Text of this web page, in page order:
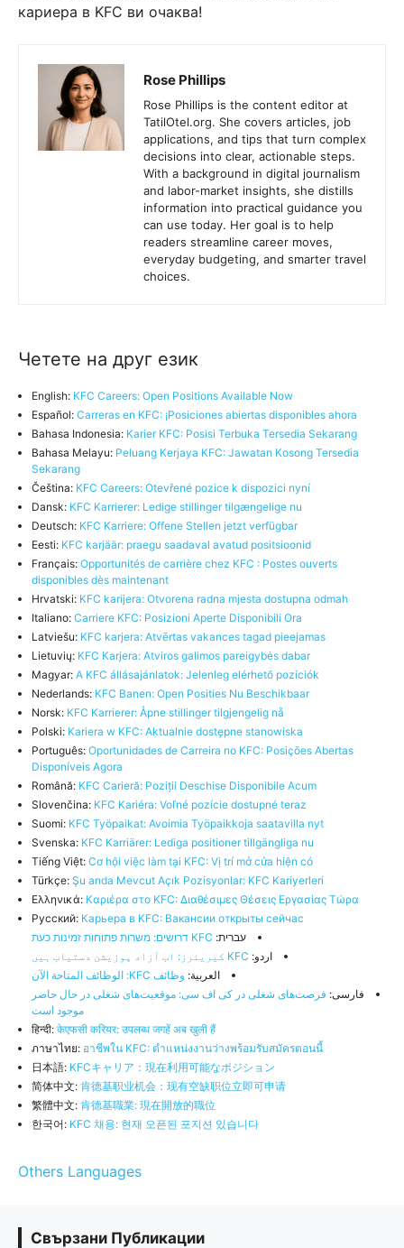
кариера в KFC ви очаква!
Rose Phillips
Rose Phillips is the content editor at
TatilOtel.org. She covers articles, job
applications, and tips that turn complex
decisions into clear, actionable steps.
With a background in digital journalism
and labor-market insights, she distills
information into practical guidance you
can use today. Her goal is to help
readers streamline career moves,
everyday budgeting, and smarter travel
choices.
Четете на друг език
English: KFC Careers: Open Positions Available Now
Español: Carreras en KFC: ¡Posiciones abiertas disponibles ahora
Bahasa Indonesia: Karier KFC: Posisi Terbuka Tersedia Sekarang
Bahasa Melayu: Peluang Kerjaya KFC: Jawatan Kosong Tersedia
Sekarang
Čeština: KFC Careers: Otevřené pozice k dispozici nyní
Dansk: KFC Karrierer: Ledige stillinger tilgængelige nu
Deutsch: KFC Karriere: Offene Stellen jetzt verfügbar
Eesti: KFC karjäär: praegu saadaval avatud positsioonid
Français: Opportunités de carrière chez KFC : Postes ouverts
disponibles dès maintenant
Hrvatski: KFC karijera: Otvorena radna mjesta dostupna odmah
Italiano: Carriere KFC: Posizioni Aperte Disponibili Ora
Latviešu: KFC karjera: Atvērtas vakances tagad pieejamas
Lietuvių: KFC Karjera: Atviros galimos pareigybės dabar
Magyar: A KFC állásajánlatok: Jelenleg elérhető pozíciók
Nederlands: KFC Banen: Open Posities Nu Beschikbaar
Norsk: KFC Karrierer: Åpne stillinger tilgjengelig nå
Polski: Kariera w KFC: Aktualnie dostępne stanowiska
Português: Oportunidades de Carreira no KFC: Posições Abertas
Disponíveis Agora
Română: KFC Carieră: Poziții Deschise Disponibile Acum
Slovenčina: KFC Kariéra: Voľné pozície dostupné teraz
Suomi: KFC Työpaikat: Avoimia Työpaikkoja saatavilla nyt
Svenska: KFC Karriärer: Lediga positioner tillgängliga nu
Tiếng Việt: Cơ hội việc làm tại KFC: Vị trí mở cửa hiện có
Türkçe: Şu anda Mevcut Açık Pozisyonlar: KFC Kariyerleri
Ελληνικά: Καριέρα στο KFC: Διαθέσιμες Θέσεις Εργασίας Τώρα
Русский: Карьера в KFC: Вакансии открыты сейчас
עברית: KFC דרושים: משרות פתוחות זמינות כעת
اردو: KFC کیریئرز: اب آزاد پوزیشن دستیاب ہیں
العربية: وظائف KFC: الوظائف المتاحة الآن
فارسی: فرصت‌های شغلی در کی اف سی: موقعیت‌های شغلی در حال حاضر
موجود است
हिन्दी: केएफसी करियर: उपलब्ध जगहें अब खुली हैं
ภาษาไทย: อาชีพใน KFC: ตำแหน่งงานว่างพร้อมรับสมัครตอนนี้
日本語: KFCキャリア：現在利用可能なポジション
简体中文: 肯德基职业机会：现有空缺职位立即可申请
繁體中文: 肯德基職業: 現在開放的職位
한국어: KFC 채용: 현재 오픈된 포지션 있습니다
Others Languages
Свързани Публикации